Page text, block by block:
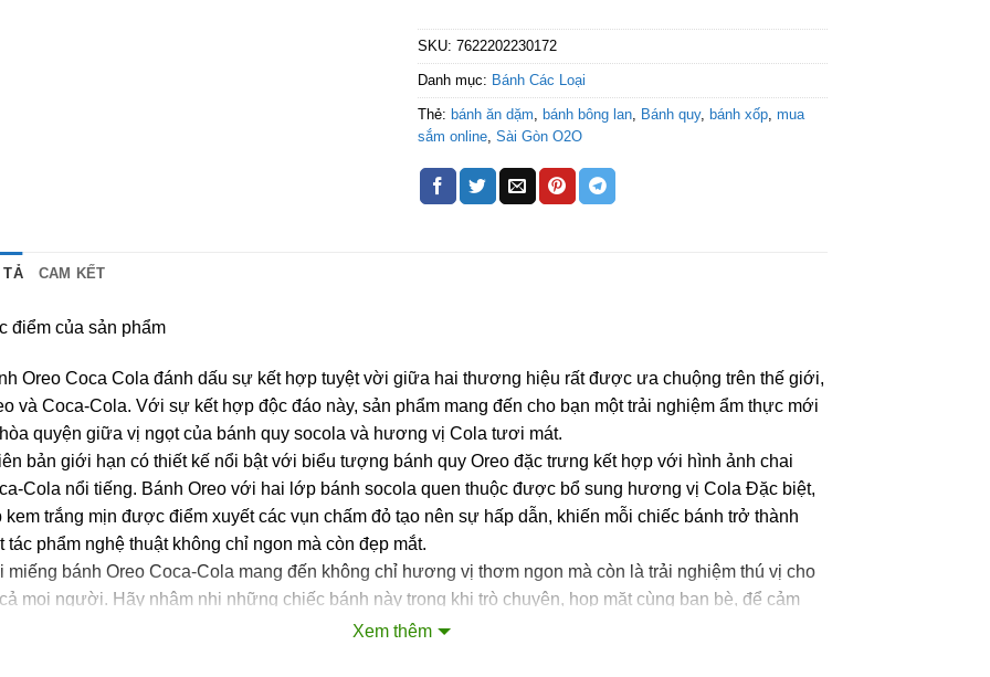
SKU:7622202230172
Danh mục: Bánh Các Loại
Thẻ: bánh ăn dặm, bánh bông lan, Bánh quy, bánh xốp,mua
sắm online,Sài Gòn O2O
TẢ CAM KẾT
điểm của sản phẩm
Oreo Coca Cola đánh dấu sự kết hợp tuyệt vời giữa hai thương hiệu rất được ưa chuộng trên thế giới,
và Coca-Cola. Với sự kết hợp độc đáo này, sản phẩm mang đến cho bạn một trải nghiệm ẩm thực mới
hòa quyện giữa vị ngọt của bánh quy socola và hương vị Cola tươi mát.
bản giới hạn có thiết kế nổi bật với biểu tượng bánh quy Oreo đặc trưng kết hợp với hình ảnh chai
Cola nổi tiếng. Bánh Oreo với hai lớp bánh socola quen thuộc được bổ sung hương vị Cola Đặc biệt,
kem trắng mịn được điểm xuyết các vụn chấm đỏ tạo nên sự hấp dẫn, khiến mỗi chiếc bánh trở thành
tác phẩm nghệ thuật không chỉ ngon mà còn đẹp mắt.
miếng bánh Oreo Coca-Cola mang đến không chỉ hương vị thơm ngon mà còn là trải nghiệm thú vị cho
mọi người. Hãy nhâm nhi những chiếc bánh này trong khi trò chuyện, họp mặt cùng bạn bè, để cảm
sự vui vẻ và thân thiết trong từng khoảnh khắc.Xem thêm